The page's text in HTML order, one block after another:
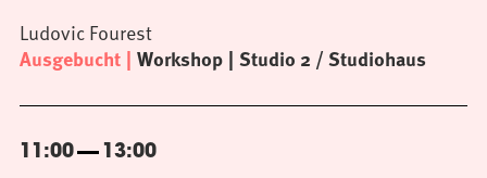
Ausgebucht Workshop Studio 2 / Studiohaus
Ludovic Fourest
11:00 13:00